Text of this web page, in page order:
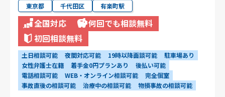
東京都 千代田区 有楽町駅
全国対応
何回でも相談無料
初回相談無料
土日相談可能 夜間対応可能 19時以降面談可能
駐車場あり
女性弁護士在籍
着手金0円プランあり
後払い可能
電話相談可能
WEB・オンライン相談可能
完全個室
事故直後の相談可能
治療中の相談可能 物損事故の相談可能